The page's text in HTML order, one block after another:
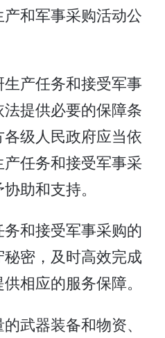
和军事采购活动公
产任务和接受军事
提供必要的保障条
级人民政府应当依
任务和接受军事采
助和支持。
和接受军事采购的
密，及时高效完成
相应的服务保障。
武器装备和物资、